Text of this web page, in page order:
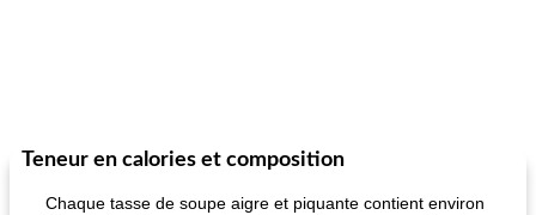
Teneur en calories et composition
Chaque tasse de soupe aigre et piquante contient environ